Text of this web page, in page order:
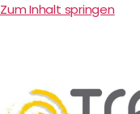
Zum Inhalt springen